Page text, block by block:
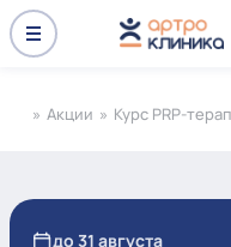
» Акции » Курс PRP-
до 31 августа